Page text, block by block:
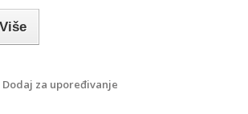
Više
Dodaj za upoređivanje